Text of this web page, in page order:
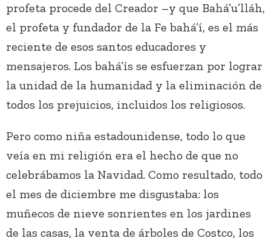
profeta procede del Creador –y que Bahá’u’lláh,
el profeta y fundador de la Fe bahá’í, es el más
reciente de esos santos educadores y
mensajeros. Los bahá’ís se esfuerzan por lograr
la unidad de la humanidad y la eliminación de
todos los prejuicios, incluidos los religiosos.
Pero como niña estadounidense, todo lo que
veía en mi religión era el hecho de que no
celebrábamos la Navidad. Como resultado, todo
el mes de diciembre me disgustaba: los
muñecos de nieve sonrientes en los jardines
de las casas, la venta de árboles de Costco, los